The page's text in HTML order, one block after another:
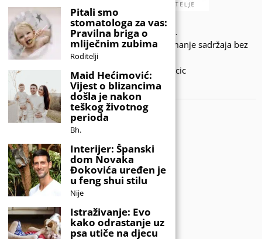
© 2020 - KIDSINFO.BA.
Sva prava zadržana. Zabranjeno preuzimanje sadržaja bez
dozvole izdavača.
Developed by Amar SIjercic
IZAŠAO JE NOVI MAGAZIN!
Pitali smo
stomatologa za vas:
Pravilna briga o
mliječnim zubima
Roditelji
Maid Hećimović:
Vijest o blizancima
došla je nakon
teškog životnog
perioda
Bh.
Interijer: Španski
dom Novaka
Đokovića uređen je
u feng shui stilu
Nije
Istraživanje: Evo
kako odrastanje uz
psa utiče na djecu